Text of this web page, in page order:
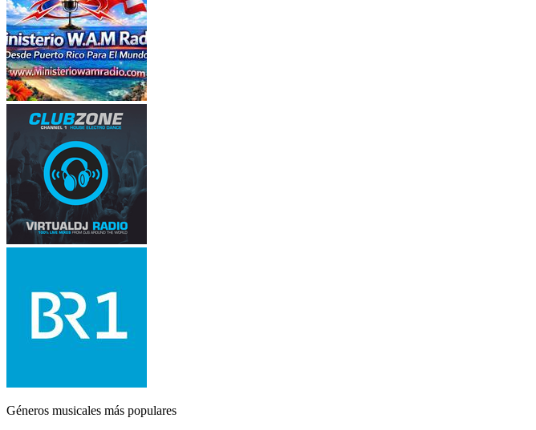
Géneros musicales más populares